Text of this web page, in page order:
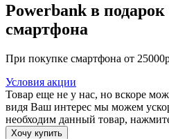
Powerbank в
смартфона
При покупке смартфона от
Условия акции
Товар еще не у нас, но вскоре
видя Ваш интерес мы можем
необходим данный товар,
Хочу купить